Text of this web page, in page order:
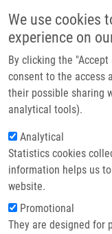
We use cookies
experience on
By clicking the
consent to the access
their possible sharing
analytical tools).
Analytical
Statistics cookies
information helps us
website.
Promotional
They are designed for
Header image
Drobečková
Domů Szymczyskova